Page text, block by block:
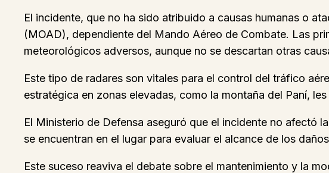
El incidente, que no ha sido atribuido a causas humanas o
(MOAD), dependiente del Mando Aéreo de Combate. Las
meteorológicos adversos, aunque no se descartan otras
Este tipo de radares son vitales para el control del tráfico
estratégica en zonas elevadas, como la montaña del Paní,
El Ministerio de Defensa aseguró que el incidente no afectó
se encuentran en el lugar para evaluar el alcance de los
Este suceso reaviva el debate sobre el mantenimiento y la